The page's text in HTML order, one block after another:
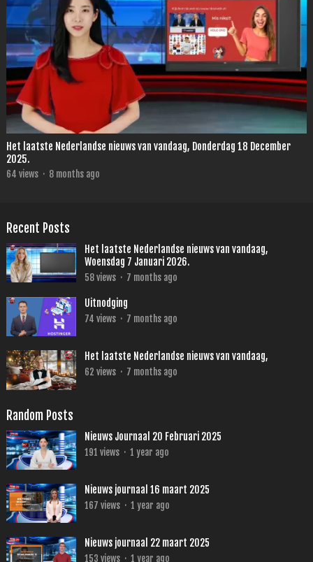
Het laatste Nederlandse nieuws van vandaag, Donderdag 18 December
2025.
64 views · 8 months ago
Recent Posts
Het laatste Nederlandse nieuws van vandaag,
Woensdag 7 Januari 2026.
58views · 7 months ago
Uitnodging
74 views · 7 months ago
Het laatste Nederlandse nieuws van vandaag,
62 views · 7 months ago
Random Posts
Nieuws Journaal 20 Februari 2025
191 views · 1 year ago
Nieuws journaal 16 maart 2025
167 views · 1 year ago
Nieuws journaal 22 maart 2025
153 views · 1 year ago